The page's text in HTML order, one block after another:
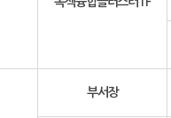
부서장